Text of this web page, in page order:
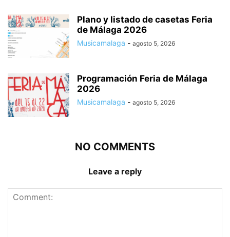
Plano y listado de casetas Feria
de Málaga 2026
Musicamalaga - agosto 5, 2026
Programación Feria de Málaga
2026
Musicamalaga - agosto 5, 2026
NO COMMENTS
Leave a reply